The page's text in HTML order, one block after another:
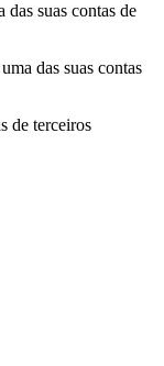
suas contas de
das suas contas
de terceiros